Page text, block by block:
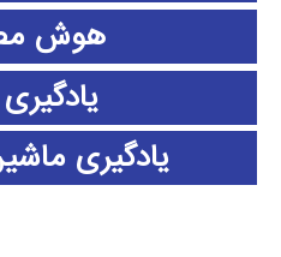
هوش
یادگیری